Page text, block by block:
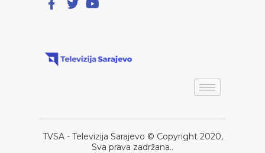
TVSA - Televizija Sarajevo © Copyright 2020,
Sva prava zadržana..